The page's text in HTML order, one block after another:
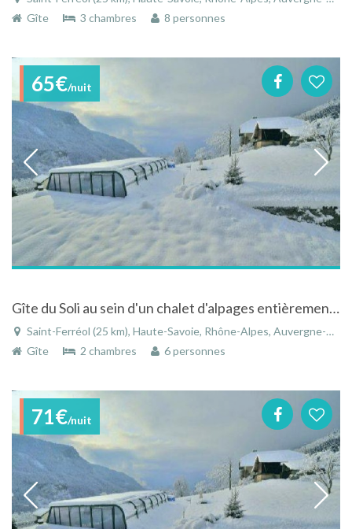
Gîte
3 chambres 8 personnes
65€/nuit
Gîte du Soli au sein d'un chalet d'alpages entièrement rénové, avec piscine et spa
Saint-Ferréol (25 km), Haute-Savoie, Rhône-Alpes, Auvergne-Rhône-Alpes, France
Gîte
2 chambres 6 personnes
71€/nuit